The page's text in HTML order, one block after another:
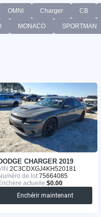
OMNI Charger CB
MONACO SPORTMAN
CHARGER 2019
2C3CDXGJ4KH520181
de lot:75664085
actuelle:$0.00
Enchérir maintenant